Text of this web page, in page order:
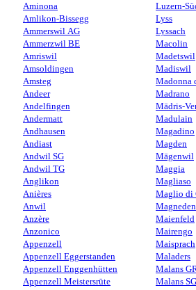
Aminona
Amlikon-Bissegg
Ammerswil AG
Ammerzwil BE
Amriswil
Amsoldingen
Amsteg
Andeer
Andelfingen
Andermatt
Andhausen
Andiast
Andwil SG
Andwil TG
Anglikon
Anières
Anwil
Anzère
Anzonico
Appenzell
Appenzell Eggerstanden
Appenzell Enggenhütten
Appenzell Meistersrüte
Luzern-
Lyss
Lyssach
Macolin
Madetswil
Madiswil
Madonna
Madrano
Mädris-
Madulain
Magadino
Magden
Mägenwil
Maggia
Magliaso
Maglio di
Maienfeld
Mairengo
Maisprach
Maladers
Malans
Malans SG